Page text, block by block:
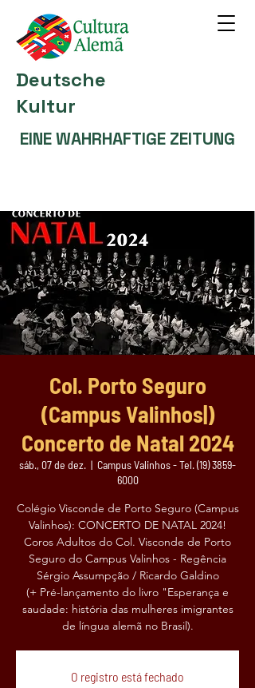
Deutsche
Kultur
EINE WAHRHAFTIGE ZEITUNG
Col. Porto Seguro
(Campus Valinhos|)
Concerto de Natal 2024
sáb., 07 de dez.
  |
Campus Valinhos - Tel. (19) 3859-
6000
Colégio Visconde de Porto Seguro (Campus
Valinhos): CONCERTO DE NATAL 2024!
Coros Adultos do Col. Visconde de Porto
Seguro do Campus Valinhos - Regência
Sérgio Assumpção / Ricardo Galdino
(+ Pré-lançamento do livro "Esperança e
saudade: história das mulheres imigrantes
O registro está fechado